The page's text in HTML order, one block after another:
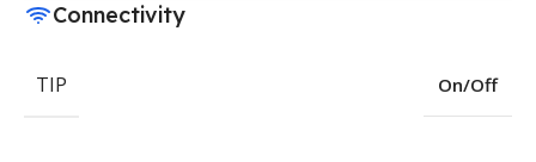
Connectivity
TIP On/Off